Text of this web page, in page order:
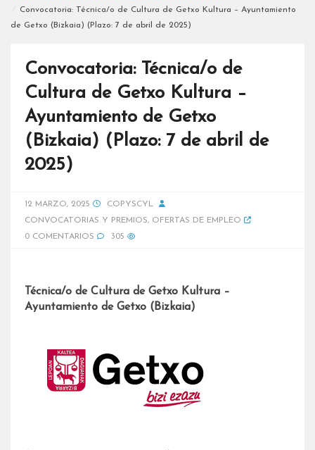
Convocatoria: Técnica/o de Cultura de Getxo Kultura – Ayuntamiento
de Getxo (Bizkaia) (Plazo: 7 de abril de 2025)
Convocatoria: Técnica/o de
Cultura de Getxo Kultura –
Ayuntamiento de Getxo
(Bizkaia) (Plazo: 7 de abril de
2025)
12 MARZO, 2025
COPYSCYL
CONVOCATORIAS Y PREMIOS, OFERTAS DE EMPLEO
0 COMENTARIOS
305
Técnica/o de Cultura de Getxo Kultura –
Ayuntamiento de Getxo (Bizkaia)